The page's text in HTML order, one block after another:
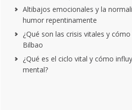
Altibajos emocionales y la
humor repentinamente
¿Qué son las crisis vitales y
Bilbao
¿Qué es el ciclo vital y cómo
mental?